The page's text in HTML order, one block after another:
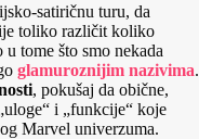
turu, da
toliko različit koliko
tome što smo nekada
glamuroznijim nazivima.
, pokušaj da obične,
i „funkcije“ koje
Marvel univerzuma.